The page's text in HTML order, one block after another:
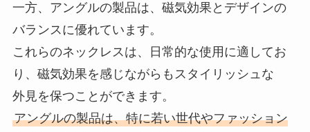
一方、アングルの製品は、磁気効果とデザインの
バランスに優れています。
これらのネックレスは、日常的な使用に適してお
り、磁気効果を感じながらもスタイリッシュな
外見を保つことができます。
アングルの製品は、特に若い世代やファッション